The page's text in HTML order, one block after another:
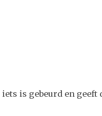
iets is gebeurd en geeft